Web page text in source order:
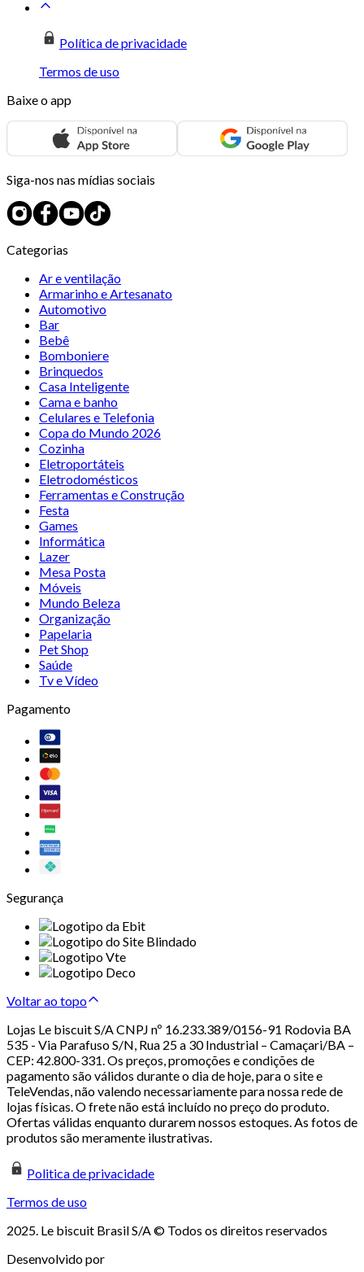
Política de privacidade
Termos de uso
Baixe o app
Siga-nos nas mídias sociais
Categorias
Ar e ventilação
Armarinho e Artesanato
Automotivo
Bar
Bebê
Bomboniere
Brinquedos
Casa Inteligente
Cama e banho
Celulares e Telefonia
Copa do Mundo 2026
Cozinha
Eletroportáteis
Eletrodomésticos
Ferramentas e Construção
Festa
Games
Informática
Lazer
Mesa Posta
Móveis
Mundo Beleza
Organização
Papelaria
Pet Shop
Saúde
Tv e Vídeo
Pagamento
Segurança
Voltar ao topo
Lojas Le biscuit S/A CNPJ nº 16.233.389/0156-91 Rodovia BA
535 - Via Parafuso S/N, Rua 25 a 30 Industrial – Camaçari/BA –
CEP: 42.800-331. Os preços, promoções e condições de
pagamento são válidos durante o dia de hoje, para o site e
TeleVendas, não valendo necessariamente para nossa rede de
lojas físicas. O frete não está incluído no preço do produto.
Ofertas válidas enquanto durarem nossos estoques. As fotos de
produtos são meramente ilustrativas.
Politica de privacidade
Termos de uso
2025. Le biscuit Brasil S/A © Todos os direitos reservados
Desenvolvido por